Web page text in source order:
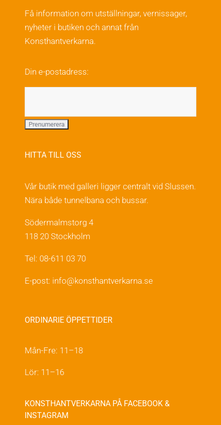
Få information om utställningar, vernissager,
nyheter i butiken och annat från
Konsthantverkarna.
Din e-postadress:
HITTA TILL OSS
Vår butik med galleri ligger centralt vid Slussen.
Nära både tunnelbana och bussar.
Södermalmstorg 4
118 20 Stockholm
Tel: 08-611 03 70
E-post: info@konsthantverkarna.se
ORDINARIE ÖPPETTIDER
Mån-Fre: 11–18
Lör: 11–16
KONSTHANTVERKARNA PÅ FACEBOOK &
INSTAGRAM